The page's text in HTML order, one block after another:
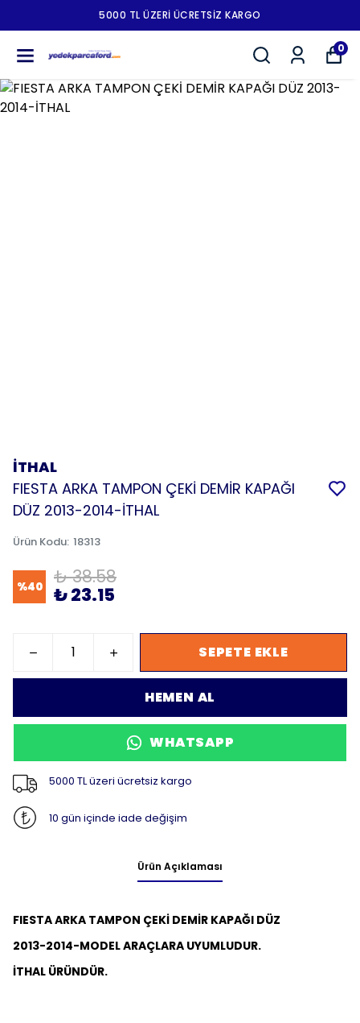
5000 TL ÜZERI ÜCRETSIZ KARGO
0
İTHAL
FIESTA ARKA TAMPON ÇEKİ DEMİR KAPAĞI
DÜZ 2013-2014-İTHAL
Ürün Kodu: 18313
%40 ₺ 38.58
₺ 23.15
SEPETE EKLE
HEMEN AL
WHATSAPP
5000 TL üzeri ücretsiz kargo
10 gün içinde iade değişim
Ürün Açıklaması
FIESTA ARKA TAMPON ÇEKİ DEMİR KAPAĞI DÜZ
2013-2014-MODEL ARAÇLARA UYUMLUDUR.
İTHAL ÜRÜNDÜR.